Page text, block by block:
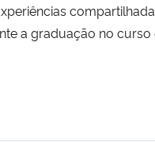
a graduação no curso